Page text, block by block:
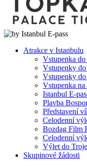
Atrakce v Istanbulu
Vstupenka
Vstupenky
Vstupenky do
Vstupenka
Istanbul E-
Plavba
Představení
Celodenní
Bozdag Film
Celodenní
Výlet do
Skupinové žádosti